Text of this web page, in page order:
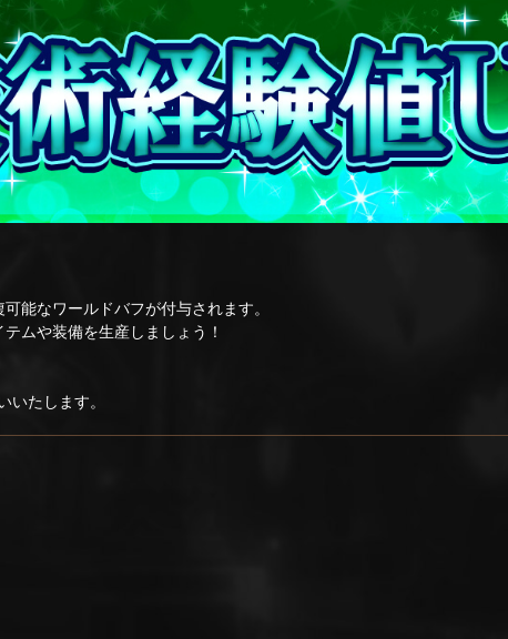
能なワールドバフが付与されます。
ムや装備を生産しましょう！
いたします。